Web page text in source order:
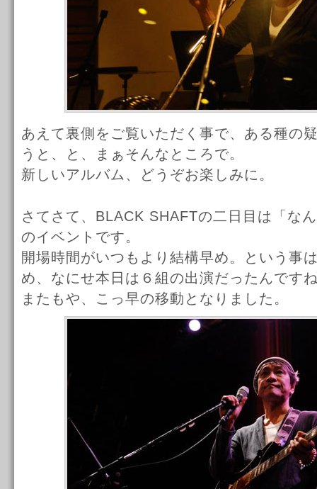
あえて裏側をご覧いただく事で、ある種の
うと、と、まぁそんなところで。
新しいアルバム、どうぞお楽しみに。
さてさて、BLACK SHAFTの二日目は「な
のイベントです。
開場時間がいつもより結構早め。という事
め、なにせ本日は６組の出演だったんです
またもや、こっ早の移動となりました。